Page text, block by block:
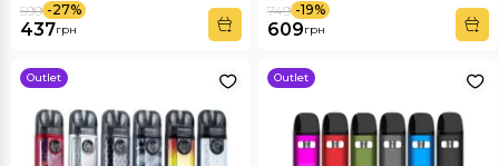
437грн
599 -27%
609грн
749 -19%
Outlet Outlet